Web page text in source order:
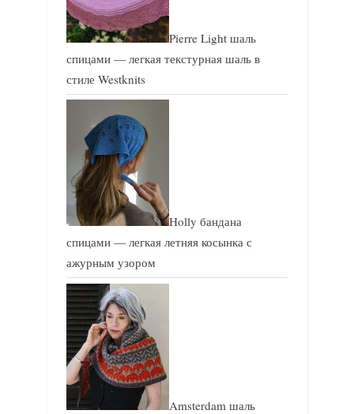
Pierre Light шаль
спицами — легкая текстурная шаль в
стиле Westknits
Holly бандана
спицами — легкая летняя косынка с
ажурным узором
Amsterdam шаль